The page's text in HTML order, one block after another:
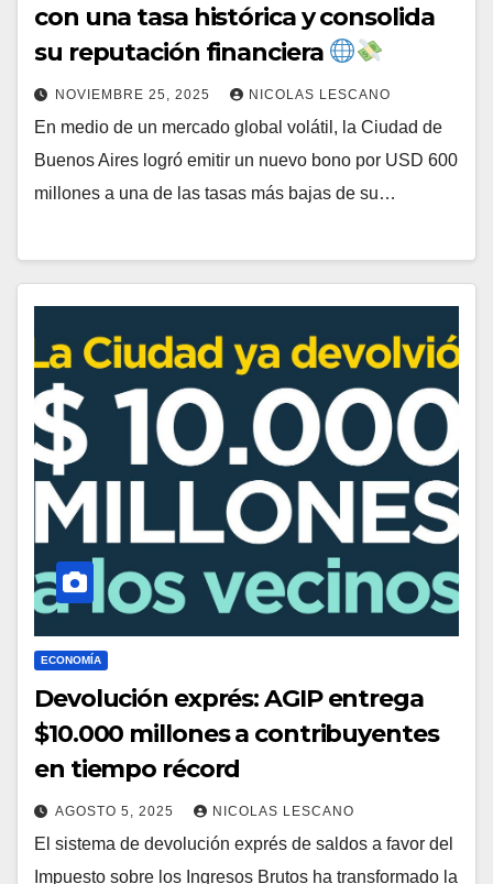
con una tasa histórica y consolida
su reputación financiera
NOVIEMBRE 25, 2025 NICOLAS LESCANO
En medio de un mercado global volátil, la Ciudad de
Buenos Aires logró emitir un nuevo bono por USD 600
millones a una de las tasas más bajas de su…
ECONOMÍA
Devolución exprés: AGIP entrega
$10.000 millones a contribuyentes
en tiempo récord
AGOSTO 5, 2025 NICOLAS LESCANO
El sistema de devolución exprés de saldos a favor del
Impuesto sobre los Ingresos Brutos ha transformado la